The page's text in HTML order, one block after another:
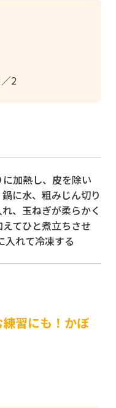
2
加熱し、皮を除い
に水、粗みじん切り
、玉ねぎが柔らかく
てひと煮立ちさせ
れて冷凍する
習にも！かぼ